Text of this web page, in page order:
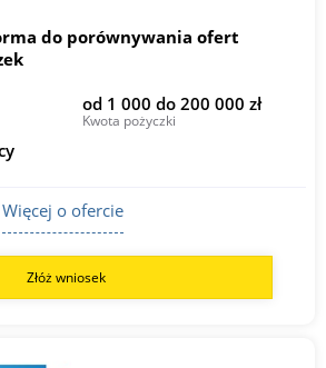
do porównywania ofert
od 1 000 do 200 000 zł
Kwota pożyczki
Więcej o ofercie
Złóż wniosek